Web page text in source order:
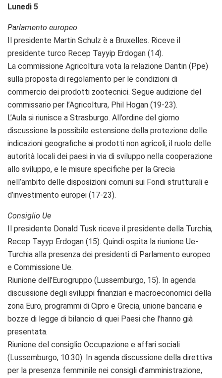
Lunedì 5
Parlamento europeo
Il presidente Martin Schulz è a Bruxelles. Riceve il
presidente turco Recep Tayyip Erdogan (14).
La commissione Agricoltura vota la relazione Dantin (Ppe)
sulla proposta di regolamento per le condizioni di
commercio dei prodotti zootecnici. Segue audizione del
commissario per l’Agricoltura, Phil Hogan (19-23).
L’Aula si riunisce a Strasburgo. All’ordine del giorno
discussione la possibile estensione della protezione delle
indicazioni geografiche ai prodotti non agricoli, il ruolo delle
autorità locali dei paesi in via di sviluppo nella cooperazione
allo sviluppo, e le misure specifiche per la Grecia
nell’ambito delle disposizioni comuni sui Fondi strutturali e
d’investimento europei (17-23).
Consiglio Ue
Il presidente Donald Tusk riceve il presidente della Turchia,
Recep Tayyp Erdogan (15). Quindi ospita la riunione Ue-
Turchia alla presenza dei presidenti di Parlamento europeo
e Commissione Ue.
Riunione dell’Eurogruppo (Lussemburgo, 15). In agenda
discussione degli sviluppi finanziari e macroeconomici della
zona Euro, programmi di Cipro e Grecia, unione bancaria e
bozze di legge di bilancio di quei Paesi che l’hanno già
presentata.
Riunione del consiglio Occupazione e affari sociali
(Lussemburgo, 10:30). In agenda discussione della direttiva
per la presenza femminile nei consigli d’amministrazione,